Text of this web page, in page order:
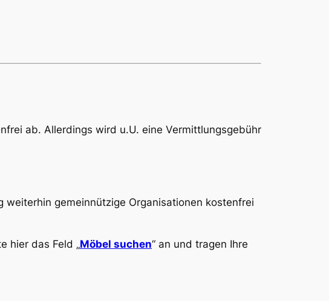
ab. Allerdings wird u.U. eine Vermittlungsgebühr
weiterhin gemeinnützige Organisationen kostenfrei
hier das Feld „Möbel suchen“ an und tragen Ihre